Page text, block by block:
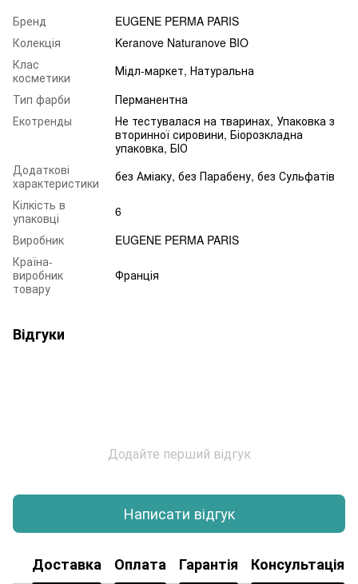
Бренд
EUGENE PERMA PARIS
Колекція
Keranove Naturanove BIO
Клас
косметики
Мідл-маркет, Натуральна
Тип фарби
Перманентна
Екотренды
Не тестувалася на тваринах, Упаковка з
вторинної сировини, Біорозкладна
упаковка, БІО
Додаткові
характеристики
без Аміаку, без Парабену, без Сульфатів
Кілкість в
упаковці
6
Виробник
EUGENE PERMA PARIS
Країна-
виробник
товару
Франція
Відгуки
Додайте перший відгук
Написати відгук
Доставка Оплата Гарантія Консультація